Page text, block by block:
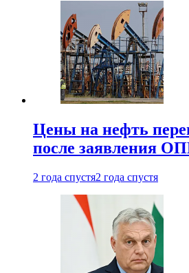
Цены на нефть
после заявления
2 года спустя2 года спустя